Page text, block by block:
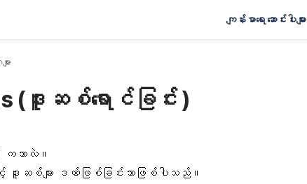
ကျန်းမာရေး ဆောင်းပါးများ
ား
(ဒူးဆစ်ရောင်ခြင်း )
) ကဘာလဲ။
င့် ဒူးဆစ်များ ဒဏ်ဖြစ်ခြင်းသာဖြစ်ပါသည်။